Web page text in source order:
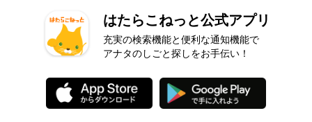
はたらこねっと公式アプリ
充実の検索機能と便利な通知機能で
アナタのしごと探しをお手伝い！